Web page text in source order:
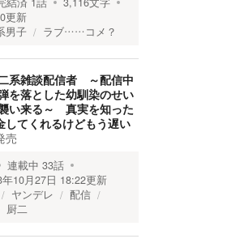
更新
男子 ラブ……コメ？
系雑談配信者 ～配信中
を落とした幼馴染のせい
い来る～ 真実を知った
してくれるけどもう遅い
売
連載中 33話
年10月27日 18:22更新
ヤンデレ
配信
厨二